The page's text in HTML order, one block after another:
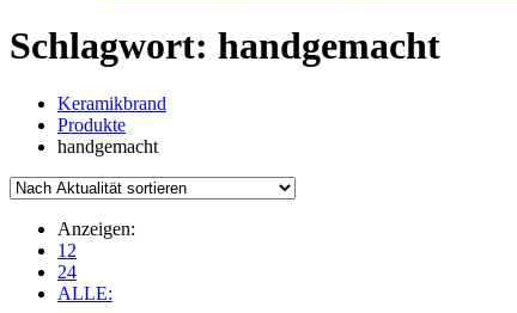
Schlagwort: handgemacht
Keramikbrand
Produkte
handgemacht
Anzeigen:
12
24
ALLE: